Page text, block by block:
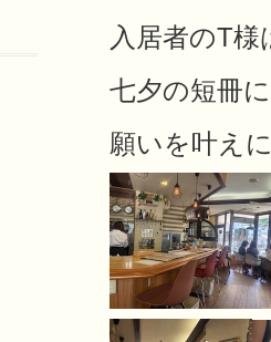
入居者のT
七夕の短冊
願いを叶え